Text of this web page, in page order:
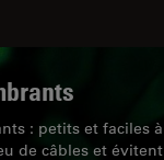
: petits et faciles à
de câbles et évitent